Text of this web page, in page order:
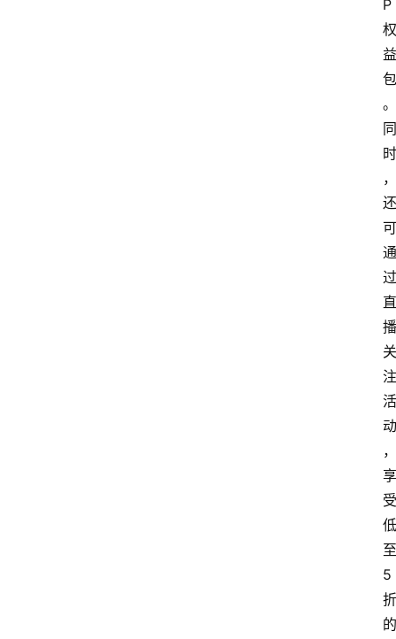
P
权
益
包
。
同
时
，
还
可
通
过
直
播
关
注
活
动
，
享
受
低
至
5
折
的